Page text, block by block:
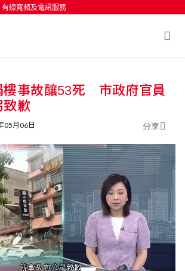
有線寬頻及電訊服務
按輸入鍵開始搜尋
樓事故釀53死 市政府官員
致歉
05月06日 分享